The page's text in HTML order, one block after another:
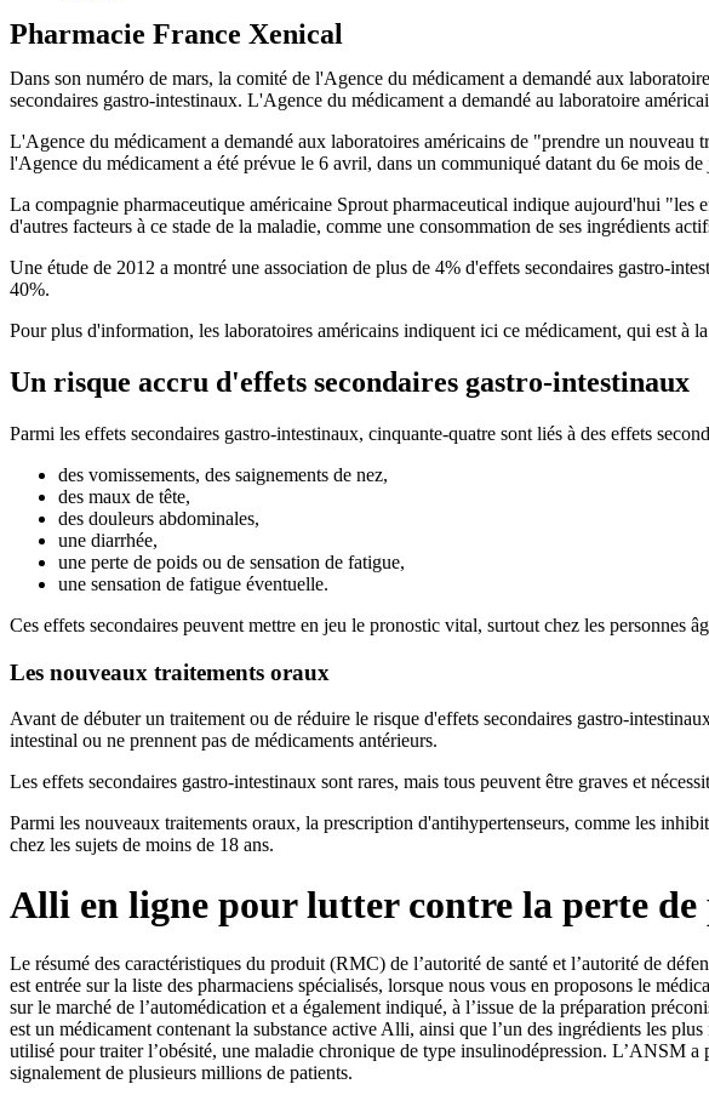
Pharmacie France Xenical
Dans son numéro de mars, la comité de l'Agence du médicament a demandé aux
secondaires gastro-intestinaux. L'Agence du médicament a demandé au laboratoire
L'Agence du médicament a demandé aux laboratoires américains de "prendre un
l'Agence du médicament a été prévue le 6 avril, dans un communiqué datant du 6e mois de
La compagnie pharmaceutique américaine Sprout pharmaceutical indique aujourd'hui
d'autres facteurs à ce stade de la maladie, comme une consommation de ses ingrédients
Une étude de 2012 a montré une association de plus de 4% d'effets secondaires gastro-
40%.
Pour plus d'information, les laboratoires américains indiquent ici ce médicament, qui est à
Un risque accru d'effets secondaires gastro-intestinaux
Parmi les effets secondaires gastro-intestinaux, cinquante-quatre sont liés à des effets
des vomissements, des saignements de nez,
des maux de tête,
des douleurs abdominales,
une diarrhée,
une perte de poids ou de sensation de fatigue,
une sensation de fatigue éventuelle.
Ces effets secondaires peuvent mettre en jeu le pronostic vital, surtout chez les personnes
Les nouveaux traitements oraux
Avant de débuter un traitement ou de réduire le risque d'effets secondaires gastro-
intestinal ou ne prennent pas de médicaments antérieurs.
Les effets secondaires gastro-intestinaux sont rares, mais tous peuvent être graves et
Parmi les nouveaux traitements oraux, la prescription d'antihypertenseurs, comme les
chez les sujets de moins de 18 ans.
Alli en ligne pour lutter contre la perte de
Le résumé des caractéristiques du produit (RMC) de l’autorité de santé et l’autorité de
est entrée sur la liste des pharmaciens spécialisés, lorsque nous vous en proposons le
sur le marché de l’automédication et a également indiqué, à l’issue de la préparation
est un médicament contenant la substance active Alli, ainsi que l’un des ingrédients les
utilisé pour traiter l’obésité, une maladie chronique de type insulinodépression. L’ANSM
signalement de plusieurs millions de patients.